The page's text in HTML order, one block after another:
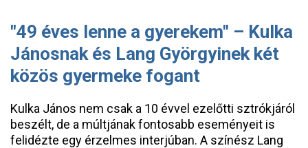
"49 éves lenne a gyerekem" – Kulka
Jánosnak és Lang Györgyinek két
közös gyermeke fogant
Kulka János nem csak a 10 évvel ezelőtti sztrókjáról
beszélt, de a múltjának fontosabb eseményeit is
felidézte egy érzelmes interjúban. A színész Lang